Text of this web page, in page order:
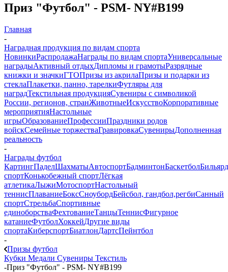
Приз "Футбол" - PSM- NY#B199
Главная
-
Наградная продукция по видам спорта
НовинкиРаспродажаНаграды по видам спортаУниверсальные
наградыАктивный отдыхДипломы и грамотыРазрядные
книжки и значкиГТОПризы из акрилаПризы и подарки из
стеклаПлакетки, панно, тарелкиФутляры для
наградТекстильная продукцияСувениры с символикой
России, регионов, странЖивотныеИскусствоКорпоративные
мероприятияНастольные
игрыОбразованиеПрофессииПраздники родов
войскСемейные торжестваГравировкаСувенирыДополненная
реальность
-
Награды футбол
КартингПаделШахматыАвтоспортБадминтонБаскетболБильярд
спортКонькобежный спортЛёгкая
атлетикаЛыжиМотоспортНастольный
теннисПлаваниеБоксСноубордБейсбол, гандбол,регбиСанный
спортСтрельбаСпортивные
единоборстваФехтованиеТанцыТеннисФигурное
катаниеФутболХоккейДругие виды
спортаКиберспортБиатлонДартсПейнтбол
-
Призы футбол
Кубки Медали Сувениры Текстиль
-Приз "Футбол" - PSM- NY#B199